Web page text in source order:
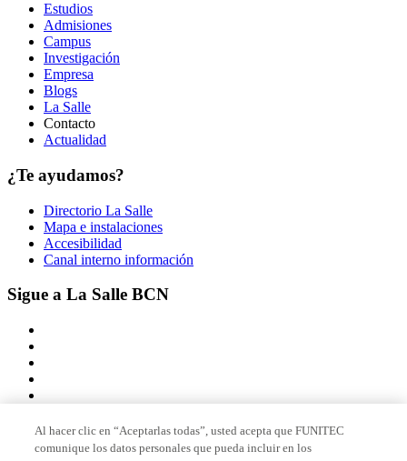
Estudios
Admisiones
Campus
Investigación
Empresa
Blogs
La Salle
Contacto
Actualidad
¿Te ayudamos?
Directorio La Salle
Mapa e instalaciones
Accesibilidad
Canal interno información
Sigue a La Salle BCN
Al hacer clic en “Aceptarlas todas”, usted acepta que FUNITEC
comunique los datos personales que pueda incluir en los